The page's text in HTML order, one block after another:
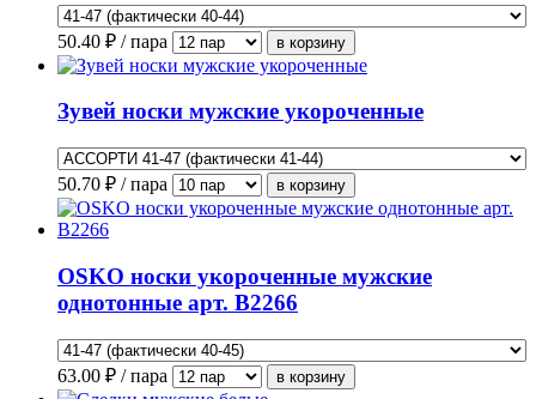
50.40 ₽ / пара
Зувей носки мужские укороченные
50.70 ₽ / пара
OSKO носки укороченные мужские
однотонные арт. В2266
63.00 ₽ / пара